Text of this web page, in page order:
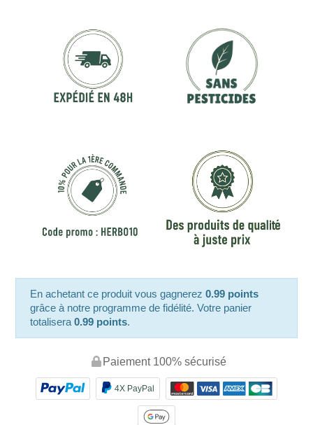
En achetant ce produit vous gagnerez0.99 points
grâce à notre programme de fidélité. Votre panier
totalisera0.99 points.
Paiement 100% sécurisé
4X PayPal